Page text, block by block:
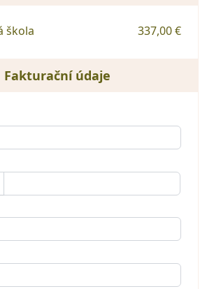
škola 337,00 €
Fakturační údaje